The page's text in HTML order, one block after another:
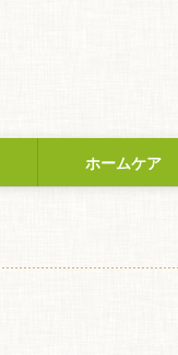
ホームケア